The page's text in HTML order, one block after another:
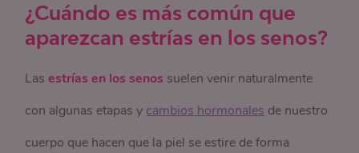
¿Cuándo es más común que
aparezcan estrías en los senos?
Las estrías en los senos suelen venir naturalmente
con algunas etapas y cambios hormonales de nuestro
cuerpo que hacen que la piel se estire de forma